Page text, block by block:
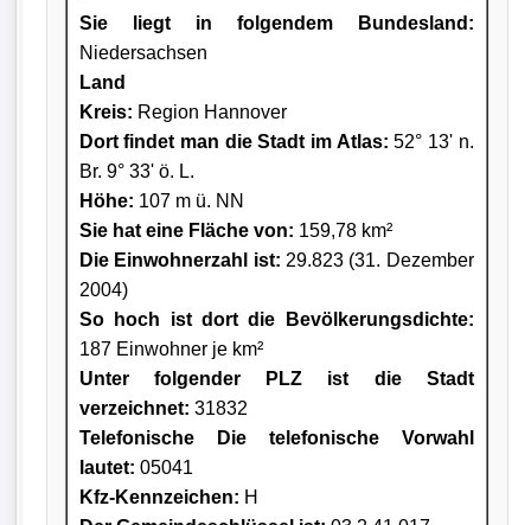
Sie liegt in folgendem Bundesland:
Niedersachsen
Land
Kreis: Region Hannover
Dort findet man die Stadt im Atlas: 52° 13' n.
Br. 9° 33' ö. L.
Höhe: 107 m ü. NN
Sie hat eine Fläche von: 159,78 km²
Die Einwohnerzahl ist: 29.823 (31. Dezember
2004)
So hoch ist dort die Bevölkerungsdichte:
187 Einwohner je km²
Unter folgender PLZ ist die Stadt
verzeichnet: 31832
Telefonische Die telefonische Vorwahl
lautet: 05041
Kfz-Kennzeichen: H